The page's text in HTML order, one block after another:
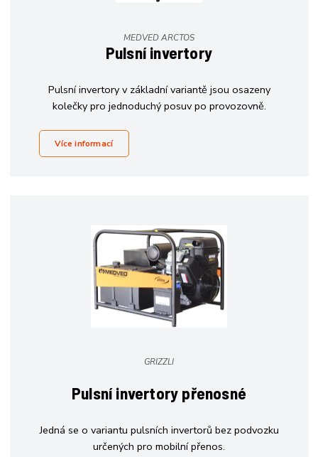
MEDVED ARCTOS
Pulsní invertory
Pulsní invertory v základní variantě jsou osazeny
kolečky pro jednoduchý posuv po provozovně.
Více informací
GRIZZLI
Pulsní invertory přenosné
Jedná se o variantu pulsních invertorů bez podvozku
určených pro mobilní přenos.